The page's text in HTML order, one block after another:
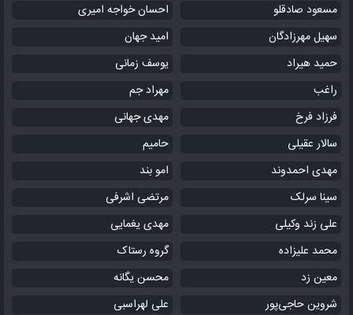
مسعود صادقلو
احسان خواجه امیری
سهیل مهرزادگان
امید جهان
حمید هیراد
یوسف زمانی
راغب
مهراد جم
فرزاد فرخ
مهدی جهانی
سالار عقیلی
حامیم
مهدی احمدوند
امو بند
سینا سرلک
مرتضی اشرفی
علی زند وکیلی
مهدی یغمایی
محمد علیزاده
گروه رستاک
معین زد
محسن یگانه
شروین حاجی‌پور
علی لهراسبی